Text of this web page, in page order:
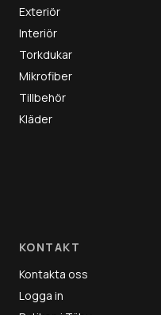
Exteriör
Interiör
Torkdukar
Mikrofiber
Tillbehör
Kläder
KONTAKT
Kontakta oss
Logga in